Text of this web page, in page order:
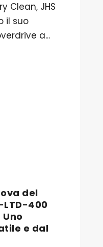
Clean, JHS
il suo
a...
del
LTD-400
e dal